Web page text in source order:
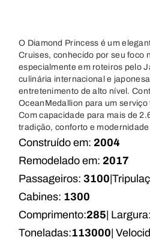
O Diamond Princess é um
Cruises, conhecido por seu foco
especialmente em roteiros pelo
culinária internacional e
entretenimento de alto nível.
OceanMedallion para um
Com capacidade para mais de
tradição, conforto e
Construído em: 2004
Remodelado em: 2017
Passageiros: 3100
Cabines: 1300
Comprimento:285 | Largura:
Toneladas:113000 |